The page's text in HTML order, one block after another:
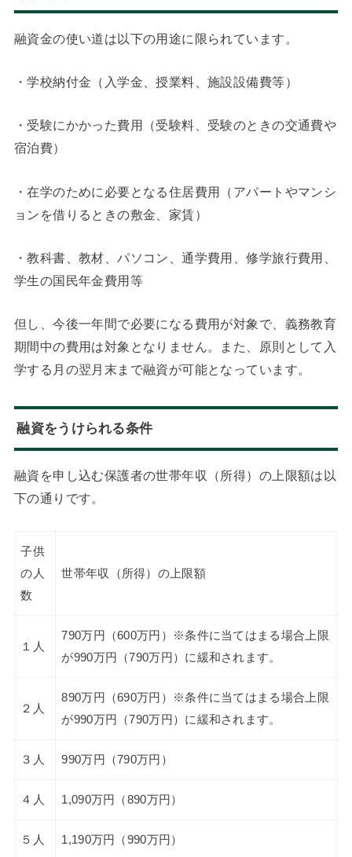
融資金の使い道は以下の用途に限られています。
・学校納付金（入学金、授業料、施設設備費等）
・受験にかかった費用（受験料、受験のときの交通費や
宿泊費）
・在学のために必要となる住居費用（アパートやマンシ
ョンを借りるときの敷金、家賃）
・教科書、教材、パソコン、通学費用、修学旅行費用、
学生の国民年金費用等
但し、今後一年間で必要になる費用が対象で、義務教育
期間中の費用は対象となりません。また、原則として入
学する月の翌月末まで融資が可能となっています。
融資をうけられる条件
融資を申し込む保護者の世帯年収（所得）の上限額は以
下の通りです。
子供
の人
数
世帯年収（所得）の上限額
１人
790万円（600万円）※条件に当てはまる場合上限
が990万円（790万円）に緩和されます。
２人
890万円（690万円）※条件に当てはまる場合上限
が990万円（790万円）に緩和されます。
３人 990万円（790万円）
４人 1,090万円（890万円）
５人 1,190万円（990万円）